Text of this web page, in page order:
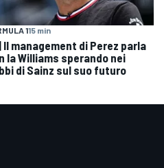
115 min
Il management di Perez parla
la Williams sperando nei
di Sainz sul suo futuro